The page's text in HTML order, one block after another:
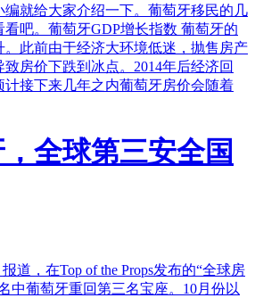
就给大家介绍一下。葡萄牙移民的几
吧。葡萄牙GDP增长指数 葡萄牙的
。此前由于经济大环境低迷，抛售房产
房价下跌到冰点。2014年后经济回
计接下来几年之内葡萄牙房价会随着
全球第三安全国
道，在Top of the Props发布的“全球房
中葡萄牙重回第三名宝座。10月份以